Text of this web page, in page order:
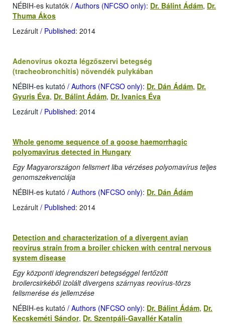
NÉBIH-es kutatók / Authors (NFCSO only): Dr. Bálint Ádám, Dr.
Thuma Ákos
Lezárult / Published: 2014
Adenovírus okozta légzőszervi betegség
(tracheobronchitis) növendék pulykában
NÉBIH-es kutató / Authors (NFCSO only): Dr. Dán Ádám, Dr.
Gyuris Éva, Dr. Bálint Ádám, Dr. Ivanics Éva
Lezárult / Published: 2014
Whole genome sequence of a goose haemorrhagic
polyomavirus detected in Hungary
Egy Magyarországon felismert liba vérzéses polyomavírus teljes
genomszekvenciája
NÉBIH-es kutató / Authors (NFCSO only): Dr. Dán Ádám
Lezárult / Published: 2014
Detection and characterization of a divergent avian
reovirus strain from a broiler chicken with central nervous
system disease
Egy központi idegrendszeri betegséggel fertőzött
broilercsirkéből izolált divergens szárnyas reovírus-törzs
felismerése és jellemzése
NÉBIH-es kutató / Authors (NFCSO only): Dr. Bálint Ádám, Dr.
Kecskeméti Sándor, Dr. Szentpáli-Gavallér Katalin